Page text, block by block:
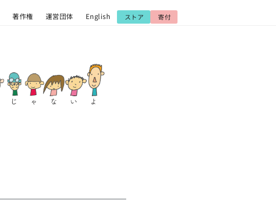
著作権 運営団体 English ストア 寄付